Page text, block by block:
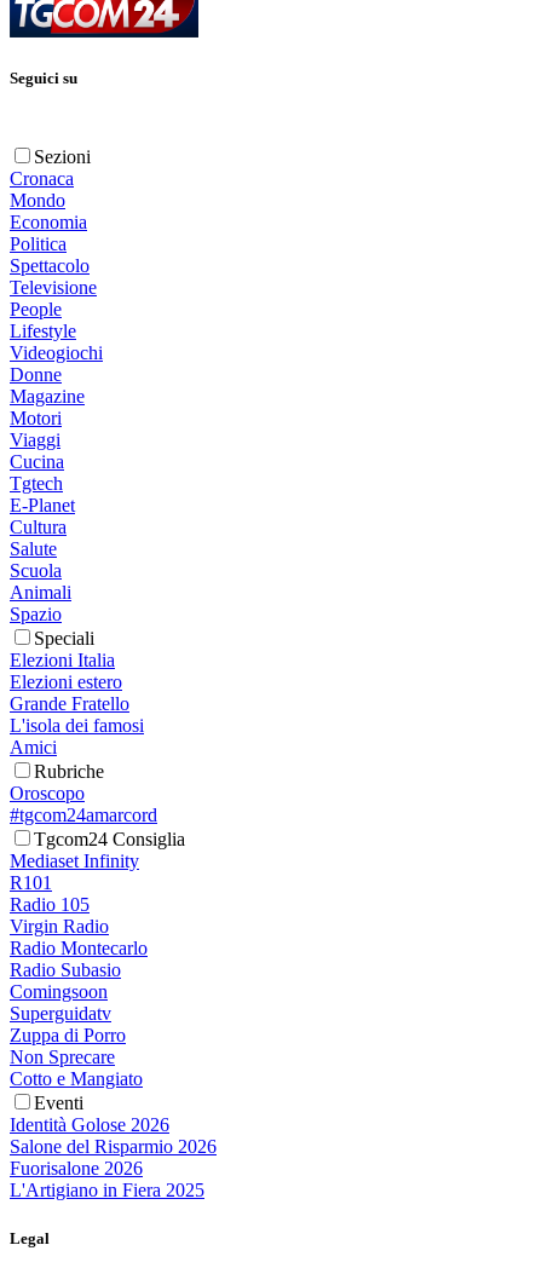
Seguici su
Sezioni
Cronaca
Mondo
Economia
Politica
Spettacolo
Televisione
People
Lifestyle
Videogiochi
Donne
Magazine
Motori
Viaggi
Cucina
Tgtech
E-Planet
Cultura
Salute
Scuola
Animali
Spazio
Speciali
Elezioni Italia
Elezioni estero
Grande Fratello
L'isola dei famosi
Amici
Rubriche
Oroscopo
#tgcom24amarcord
Tgcom24 Consiglia
Mediaset Infinity
R101
Radio 105
Virgin Radio
Radio Montecarlo
Radio Subasio
Comingsoon
Superguidatv
Zuppa di Porro
Non Sprecare
Cotto e Mangiato
Eventi
Identità Golose 2026
Salone del Risparmio 2026
Fuorisalone 2026
L'Artigiano in Fiera 2025
Legal